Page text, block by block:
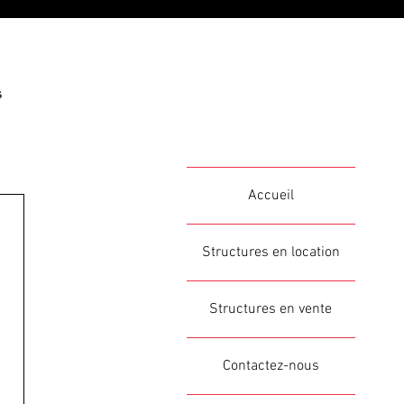
Accueil
Structures en location
Structures en vente
Contactez-nous